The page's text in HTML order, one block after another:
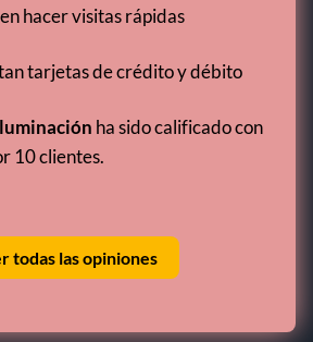
hacer visitas rápidas
tarjetas de crédito y débito
ha sido calificado con
10 clientes.
todas las opiniones